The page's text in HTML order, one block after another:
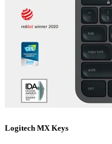
Logitech MX Keys